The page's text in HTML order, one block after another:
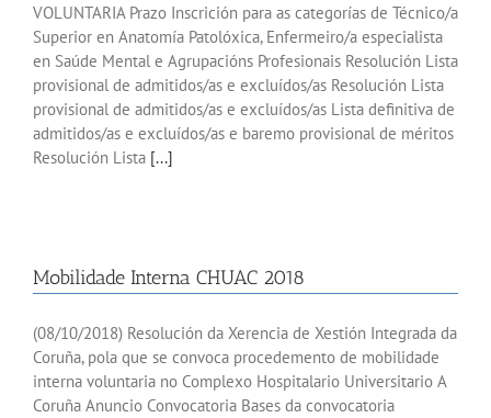
VOLUNTARIA Prazo Inscrición para as categorías de Técnico/a
Superior en Anatomía Patolóxica, Enfermeiro/a especialista
en Saúde Mental e Agrupacións Profesionais Resolución Lista
provisional de admitidos/as e excluídos/as Resolución Lista
provisional de admitidos/as e excluídos/as Lista definitiva de
admitidos/as e excluídos/as e baremo provisional de méritos
Resolución Lista [...]
Mobilidade Interna CHUAC 2018
(08/10/2018) Resolución da Xerencia de Xestión Integrada da
Coruña, pola que se convoca procedemento de mobilidade
interna voluntaria no Complexo Hospitalario Universitario A
Coruña Anuncio Convocatoria Bases da convocatoria